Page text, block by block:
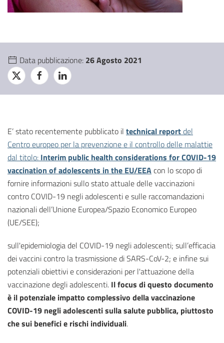
Data pubblicazione: 26 Agosto 2021
E’ stato recentemente pubblicato il technical reportdel
Centro europeo per la prevenzione e il controllo delle malattie
dal titolo: Interim public health considerations for COVID-19
vaccination of adolescents in the EU/EEAcon lo scopo di
fornire informazioni sullo stato attuale delle vaccinazioni
contro COVID-19 negli adolescenti e sulle raccomandazioni
nazionali dell’Unione Europea/Spazio Economico Europeo
(UE/SEE);
sull'epidemiologia del COVID-19 negli adolescenti; sull’efficacia
dei vaccini contro la trasmissione di SARS-CoV-2; e infine sui
potenziali obiettivi e considerazioni per l'attuazione della
vaccinazione degli adolescenti. Il focus di questo documento
è il potenziale impatto complessivo della vaccinazione
COVID-19 negli adolescenti sulla salute pubblica, piuttosto
che sui benefici e rischi individuali.